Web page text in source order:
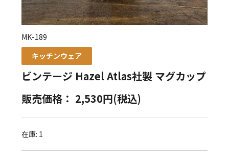
MK-189
キッチンウェア
ビンテージ Hazel Atlas社製 マグカップ
販売価格： 2,530円(税込)
在庫: 1